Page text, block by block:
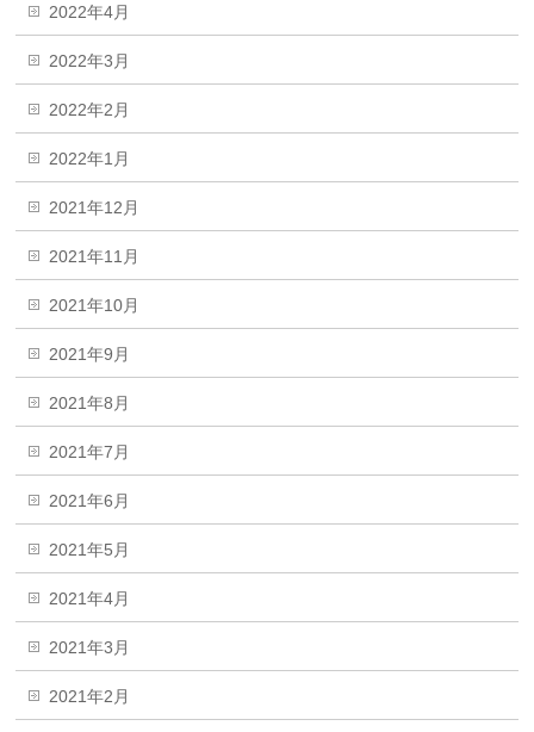
2022年4月
2022年3月
2022年2月
2022年1月
2021年12月
2021年11月
2021年10月
2021年9月
2021年8月
2021年7月
2021年6月
2021年5月
2021年4月
2021年3月
2021年2月